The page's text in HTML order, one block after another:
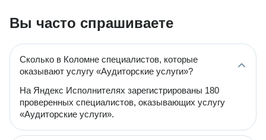
Вы часто спрашиваете
Сколько в Коломне специалистов, которые
оказывают услугу «Аудиторские услуги»?
На Яндекс Исполнителях зарегистрированы 180
проверенных специалистов, оказывающих услугу
«Аудиторские услуги».